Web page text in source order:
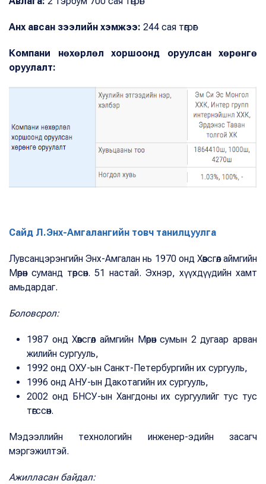
Анх авсан зээлийн хэмжээ: 244 сая төгрөг
Компани нөхөрлөл хоршоонд оруулсан хөрөнгө
оруулалт:
Сайд Л.Энх-Амгалангийн товч танилцуулга
Лувсанцэрэнгийн Энх-Амгалан нь 1970 онд Хөвсгөл аймгийн
Мөрөн суманд төрсөн. 51 настай. Эхнэр, хүүхдүүдийн хамт
амьдардаг.
Боловсрол:
1987 онд Хөвсгөл аймгийн Мөрөн сумын 2 дугаар арван
жилийн сургууль,
1992 онд ОХУ-ын Санкт-Петербургийн их сургууль,
1996 онд АНУ-ын Дакотагийн их сургууль,
2002 онд БНСУ-ын Хангдоны их сургуулийг тус тус
төгссөн.
Мэдээллийн технологийн инженер-эдийн засагч
мэргэжилтэй.
Ажилласан байдал: